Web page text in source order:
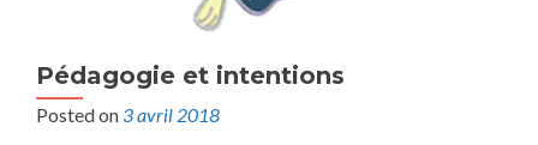
Pédagogie et intentions
Posted on 3 avril 2018